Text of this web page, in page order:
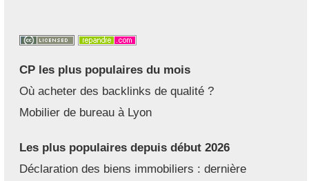
CP les plus populaires du mois
Où acheter des backlinks de qualité ?
Mobilier de bureau à Lyon
Les plus populaires depuis début 2026
Déclaration des biens immobiliers : dernière